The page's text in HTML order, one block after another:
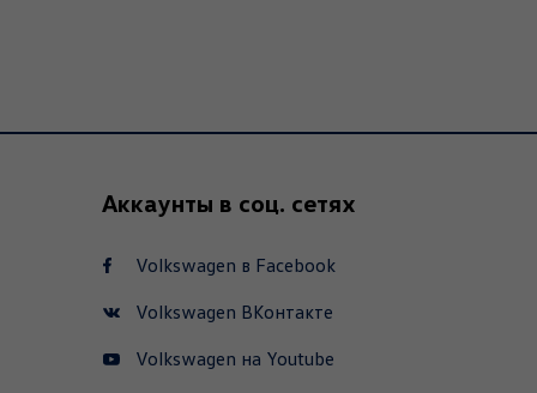
Аккаунты в соц. сетях
Volkswagen в Facebook
Volkswagen ВКонтакте
Volkswagen на Youtube